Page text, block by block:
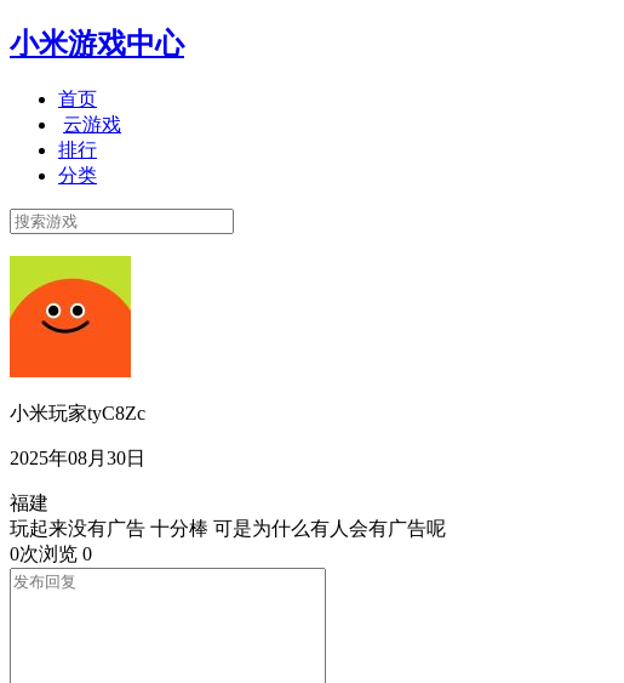
小米游戏中心
首页
云游戏
排行
分类
小米玩家tyC8Zc
2025年08月30日
福建
玩起来没有广告 十分棒 可是为什么有人会有广告呢
0次浏览 0